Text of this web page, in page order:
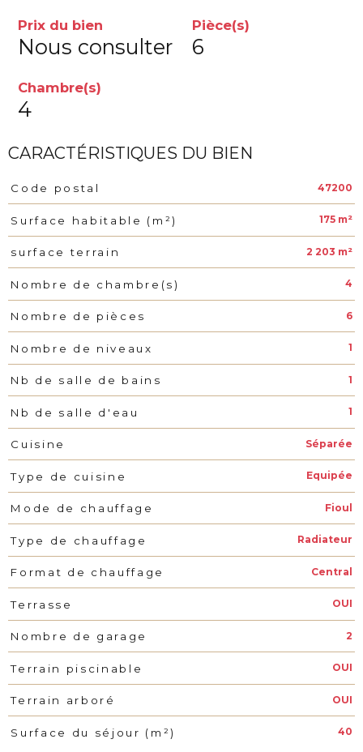
Prix du bien
Nous consulter
Pièce(s)
6
Chambre(s)
4
CARACTÉRISTIQUES DU BIEN
Caractéristiques Valeurs
Code postal 47200
Surface habitable (m²) 175 m²
surface terrain 2 203 m²
Nombre de chambre(s) 4
Nombre de pièces 6
Nombre de niveaux 1
Nb de salle de bains 1
Nb de salle d'eau 1
Cuisine Séparée
Type de cuisine Equipée
Mode de chauffage Fioul
Type de chauffage Radiateur
Format de chauffage Central
Terrasse OUI
Nombre de garage 2
Terrain piscinable OUI
Terrain arboré OUI
Surface du séjour (m²) 40